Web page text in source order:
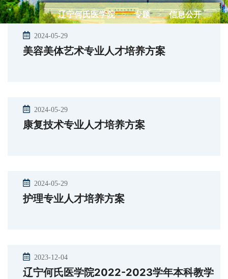
辽宁何氏医学院 > 专题 > 信息公开
2024-05-29
美容美体艺术专业人才培养方案
2024-05-29
康复技术专业人才培养方案
2024-05-29
护理专业人才培养方案
2023-12-04
辽宁何氏医学院2022-2023学年本科教学